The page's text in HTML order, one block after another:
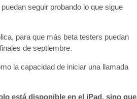
seguir probando lo que sigue
para que más beta testers puedan
de septiembre.
la capacidad de iniciar una llamada
está disponible en el iPad, sino que